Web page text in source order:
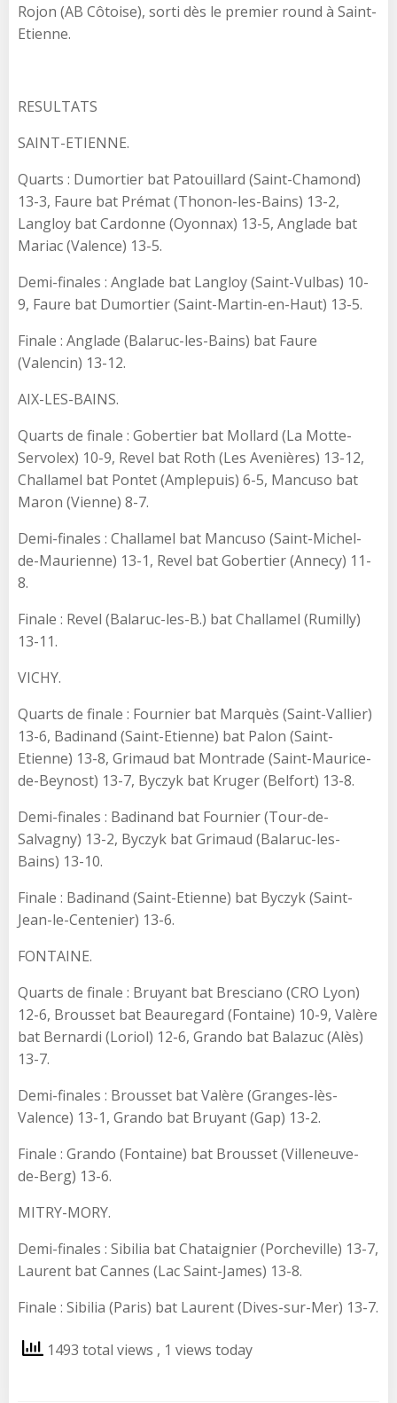
Rojon (AB Côtoise), sorti dès le premier round à Saint-
Etienne.
RESULTATS
SAINT-ETIENNE.
Quarts : Dumortier bat Patouillard (Saint-Chamond)
13-3, Faure bat Prémat (Thonon-les-Bains) 13-2,
Langloy bat Cardonne (Oyonnax) 13-5, Anglade bat
Mariac (Valence) 13-5.
Demi-finales : Anglade bat Langloy (Saint-Vulbas) 10-
9, Faure bat Dumortier (Saint-Martin-en-Haut) 13-5.
Finale : Anglade (Balaruc-les-Bains) bat Faure
(Valencin) 13-12.
AIX-LES-BAINS.
Quarts de finale : Gobertier bat Mollard (La Motte-
Servolex) 10-9, Revel bat Roth (Les Avenières) 13-12,
Challamel bat Pontet (Amplepuis) 6-5, Mancuso bat
Maron (Vienne) 8-7.
Demi-finales : Challamel bat Mancuso (Saint-Michel-
de-Maurienne) 13-1, Revel bat Gobertier (Annecy) 11-
8.
Finale : Revel (Balaruc-les-B.) bat Challamel (Rumilly)
13-11.
VICHY.
Quarts de finale : Fournier bat Marquès (Saint-Vallier)
13-6, Badinand (Saint-Etienne) bat Palon (Saint-
Etienne) 13-8, Grimaud bat Montrade (Saint-Maurice-
de-Beynost) 13-7, Byczyk bat Kruger (Belfort) 13-8.
Demi-finales : Badinand bat Fournier (Tour-de-
Salvagny) 13-2, Byczyk bat Grimaud (Balaruc-les-
Bains) 13-10.
Finale : Badinand (Saint-Etienne) bat Byczyk (Saint-
Jean-le-Centenier) 13-6.
FONTAINE.
Quarts de finale : Bruyant bat Bresciano (CRO Lyon)
12-6, Brousset bat Beauregard (Fontaine) 10-9, Valère
bat Bernardi (Loriol) 12-6, Grando bat Balazuc (Alès)
13-7.
Demi-finales : Brousset bat Valère (Granges-lès-
Valence) 13-1, Grando bat Bruyant (Gap) 13-2.
Finale : Grando (Fontaine) bat Brousset (Villeneuve-
de-Berg) 13-6.
MITRY-MORY.
Demi-finales : Sibilia bat Chataignier (Porcheville) 13-7,
Laurent bat Cannes (Lac Saint-James) 13-8.
Finale : Sibilia (Paris) bat Laurent (Dives-sur-Mer) 13-7.
1493 total views , 1 views today